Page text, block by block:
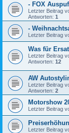
- FOX
Letzter Beitrag
Antworten: 1
-
Letzter Beitrag
Was für
Letzter Beitrag
Antworten: 12
AW
Letzter Beitrag
Antworten: 2
Motorshow
Letzter Beitrag
Letzter Beitrag